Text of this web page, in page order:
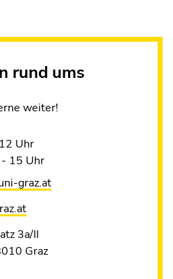
rund ums
weiter!
Uhr
15 Uhr
graz.at
3a/II
Graz